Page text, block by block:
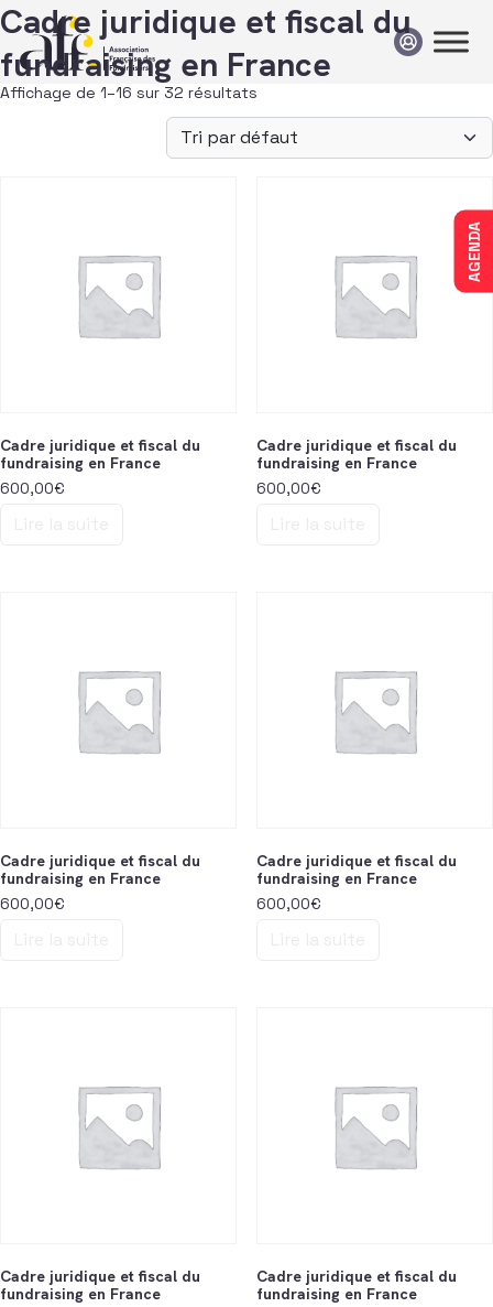
Passer au contenu
AGENDA
Cadre juridique et fiscal du
fundraising en France
Affichage de 1–16 sur 32 résultats
Cadre juridique et fiscal du
fundraising en France
600,00€
Cadre juridique et fiscal du
fundraising en France
600,00€
Cadre juridique et fiscal du
fundraising en France
600,00€
Cadre juridique et fiscal du
fundraising en France
600,00€
Cadre juridique et fiscal du
fundraising en France
Cadre juridique et fiscal du
fundraising en France